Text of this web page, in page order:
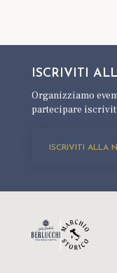
ISCRIVITI
Organizziamo
partecipare
ISCRIVITI ALLA